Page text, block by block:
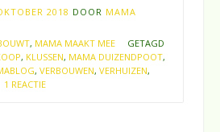
2018 DOOR MAMA
, MAMA MAAKT MEE
GETAGD
, KLUSSEN, MAMA DUIZENDPOOT,
, VERBOUWEN, VERHUIZEN,
1 REACTIE